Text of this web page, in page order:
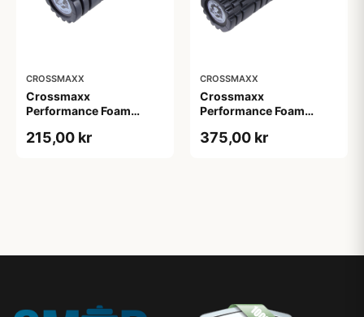
CROSSMAXX
Crossmaxx
Performance Foam
215,00 kr
CROSSMAXX
Crossmaxx
Performance Foam
375,00 kr